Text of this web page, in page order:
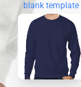
blank template